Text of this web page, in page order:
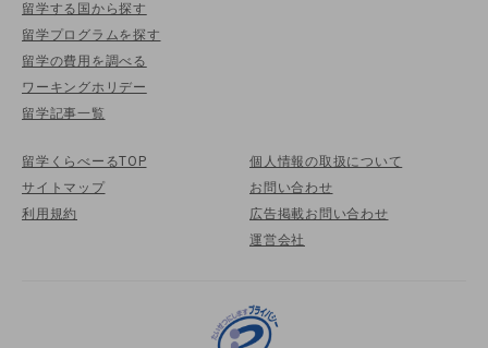
留学する国から探す
留学プログラムを探す
留学の費用を調べる
ワーキングホリデー
留学記事一覧
留学くらべーるTOP
サイトマップ
利用規約
個人情報の取扱について
お問い合わせ
広告掲載お問い合わせ
運営会社